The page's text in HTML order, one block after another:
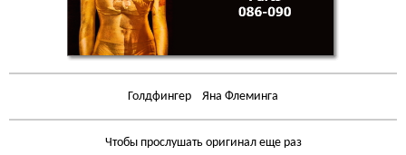
Голдфингер Яна Флеминга
Чтобы прослушать оригинал еще раз